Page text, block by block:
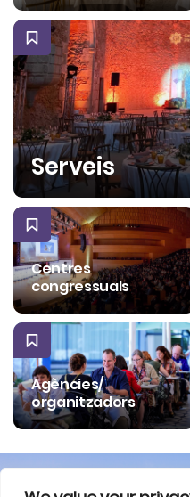
Serveis
Centres
congressuals
Agències/
organitzadors